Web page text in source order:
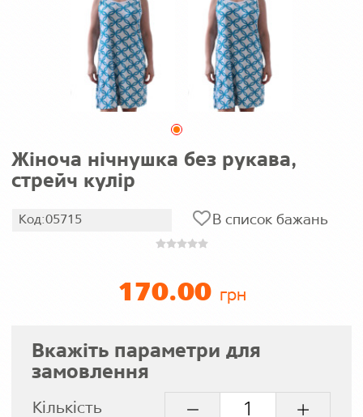
Жіноча нічнушка без рукава,
стрейч кулір
Код:05715 В список бажань
170.00 грн
Вкажіть параметри для
замовлення
Кількість